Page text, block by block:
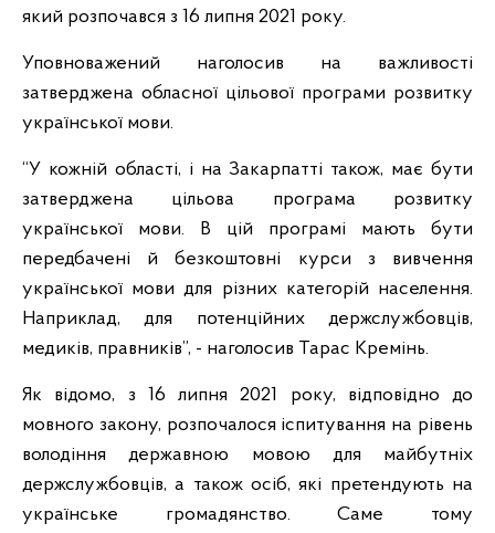
який розпочався з 16 липня 2021 року.
Уповноважений наголосив на важливості
затверджена обласної цільової програми розвитку
української мови.
“У кожній області, і на Закарпатті також, має бути
затверджена цільова програма розвитку
української мови. В цій програмі мають бути
передбачені й безкоштовні курси з вивчення
української мови для різних категорій населення.
Наприклад, для потенційних держслужбовців,
медиків, правників”, - наголосив Тарас Кремінь.
Як відомо, з 16 липня 2021 року, відповідно до
мовного закону, розпочалося іспитування на рівень
володіння державною мовою для майбутніх
держслужбовців, а також осіб, які претендують на
українське громадянство. Саме тому